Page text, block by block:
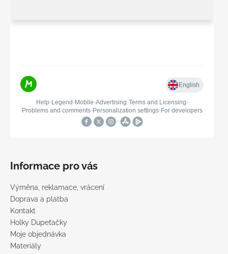
Informace pro vás
Výměna, reklamace, vrácení
Doprava a platba
Kontakt
Holky Dupeťačky
Moje objednávka
Materiály